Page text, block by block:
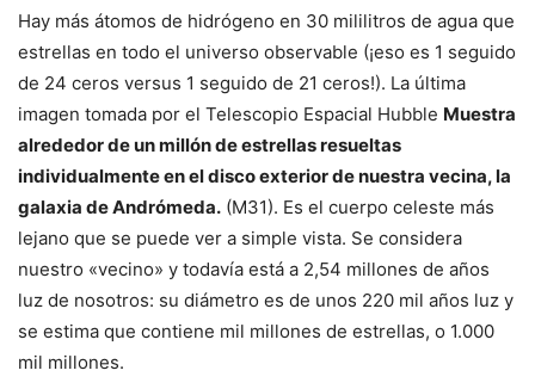
Hay más átomos de hidrógeno en 30 mililitros de agua que
estrellas en todo el universo observable (¡eso es 1 seguido
de 24 ceros versus 1 seguido de 21 ceros!). La última
imagen tomada por el Telescopio Espacial Hubble Muestra
alrededor de un millón de estrellas resueltas
individualmente en el disco exterior de nuestra vecina, la
galaxia de Andrómeda. (M31). Es el cuerpo celeste más
lejano que se puede ver a simple vista. Se considera
nuestro «vecino» y todavía está a 2,54 millones de años
luz de nosotros: su diámetro es de unos 220 mil años luz y
se estima que contiene mil millones de estrellas, o 1.000
mil millones.